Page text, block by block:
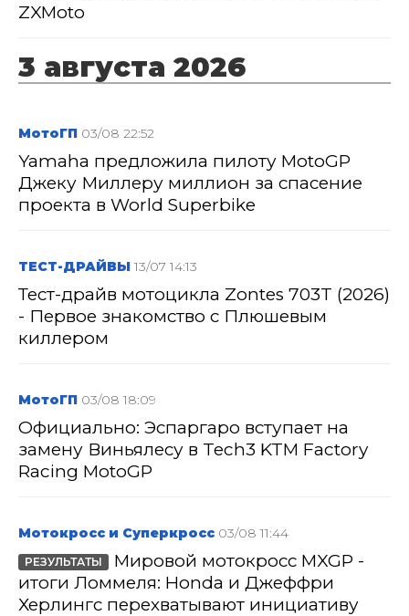
ZXMoto
3 августа 2026
МотоГП 03/08 22:52
Yamaha предложила пилоту MotoGP
Джеку Миллеру миллион за спасение
проекта в World Superbike
ТЕСТ-ДРАЙВЫ 13/07 14:13
Тест-драйв мотоцикла Zontes 703T (2026)
- Первое знакомство с Плюшевым
киллером
МотоГП 03/08 18:09
Официально: Эспаргаро вступает на
замену Виньялесу в Tech3 KTM Factory
Racing MotoGP
Мотокросс и Суперкросс 03/08 11:44
РЕЗУЛЬТАТЫ
Мировой мотокросс MXGP -
итоги Ломмеля: Honda и Джеффри
Херлингс перехватывают инициативу